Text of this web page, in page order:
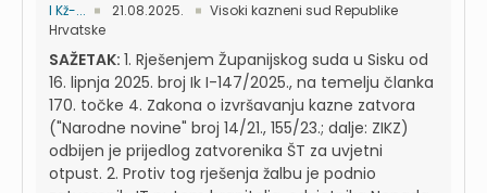
I Kž-... 21.08.2025.
Visoki kazneni sud Republike
Hrvatske
SAŽETAK: 1. Rješenjem Županijskog suda u Sisku od
16. lipnja 2025. broj Ik I-147/2025., na temelju članka
170. točke 4. Zakona o izvršavanju kazne zatvora
("Narodne novine" broj 14/21., 155/23.; dalje: ZIKZ)
odbijen je prijedlog zatvorenika ŠT za uvjetni
otpust. 2. Protiv tog rješenja žalbu je podnio